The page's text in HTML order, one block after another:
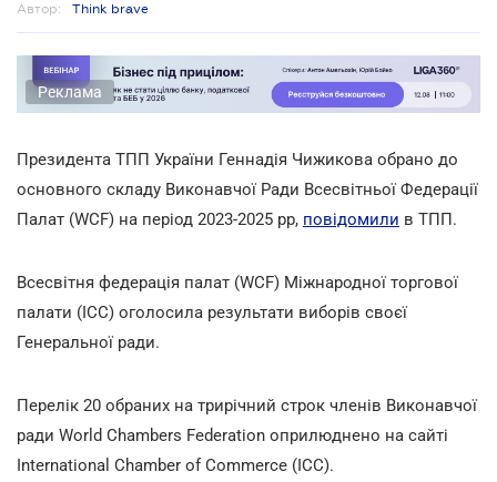
Автор: Think brave
Реклама
Президента ТПП України Геннадія Чижикова обрано до
основного складу Виконавчої Ради Всесвітньої Федерації
Палат (WCF) на період 2023-2025 рр, повідомили в ТПП.
Всесвітня федерація палат (WCF) Міжнародної торгової
палати (ICC) оголосила результати виборів своєї
Генеральної ради.
Перелік 20 обраних на трирічний строк членів Виконавчої
ради World Chambers Federation оприлюднено на сайті
International Chamber of Commerce (ICC).